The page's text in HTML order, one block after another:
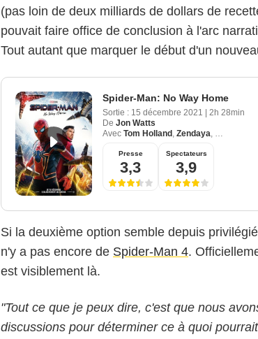
(pas loin de deux milliards de dollars de
pouvait faire office de conclusion à l'arc
Tout autant que marquer le début d'un
Spider-Man: No Way Home
Sortie : 15 décembre 2021
2h 28min
De Jon Watts
Avec Tom Holland , Zendaya, Benedict
Presse
3,3
Spectateurs
3,9
Si la deuxième option semble depuis
n'y a pas encore de Spider-Man 4.
est visiblement là.
"Tout ce que je peux dire, c'est que nous
discussions pour déterminer ce à quoi